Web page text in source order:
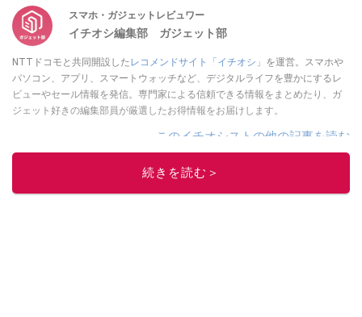
スマホ・ガジェットレビュワー
イチオシ編集部 ガジェット部
NTTドコモと共同開設した レコメンドサイト「イチオシ」 を運営。スマホや
パソコン、アプリ、スマートウォッチなど、デジタルライフを豊かにするレ
ビューやセール情報を発信。専門家による信頼できる情報をまとめたり、ガ
ジェット好きの編集部員が厳選したお得情報をお届けします。
このイチオシストの他の記事を読む
続きを読む＞